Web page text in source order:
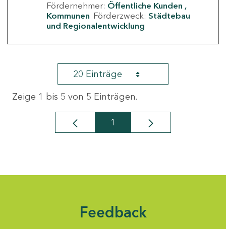
Fördernehmer: Öffentliche Kunden
Kommunen Förderzweck: Städtebau
und Regionalentwicklung
20 Einträge
Zeige 1 bis 5 von 5 Einträgen.
Seite
1
Feedback